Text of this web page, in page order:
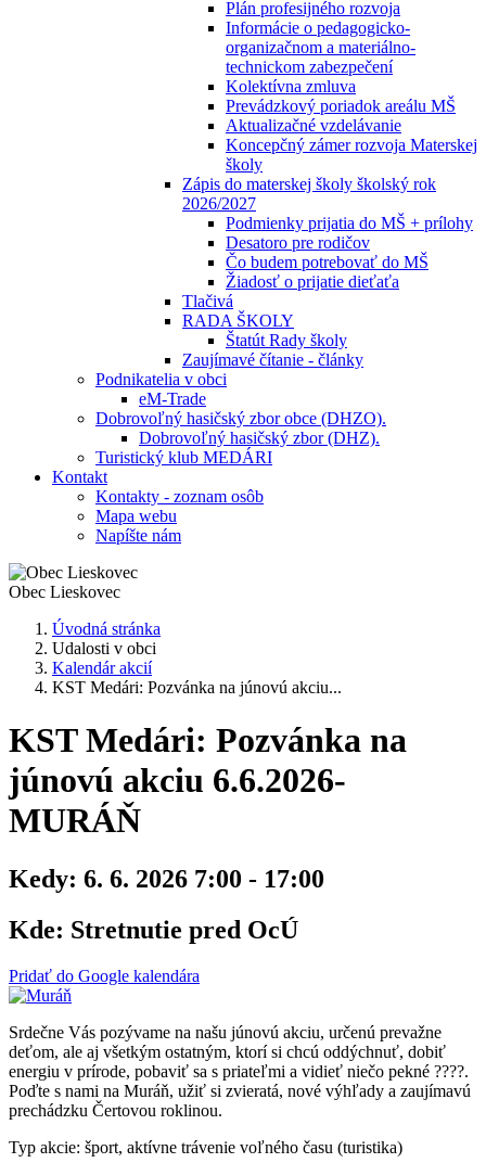
Plán profesijného rozvoja
Informácie o pedagogicko-
organizačnom a materiálno-
technickom zabezpečení
Kolektívna zmluva
Prevádzkový poriadok areálu MŠ
Aktualizačné vzdelávanie
Koncepčný zámer rozvoja Materskej
školy
Zápis do materskej školy školský rok
2026/2027
Podmienky prijatia do MŠ + prílohy
Desatoro pre rodičov
Čo budem potrebovať do MŠ
Žiadosť o prijatie dieťaťa
Tlačivá
RADA ŠKOLY
Štatút Rady školy
Zaujímavé čítanie - články
Podnikatelia v obci
eM-Trade
Dobrovoľný hasičský zbor obce (DHZO).
Dobrovoľný hasičský zbor (DHZ).
Turistický klub MEDÁRI
Kontakt
Kontakty - zoznam osôb
Mapa webu
Napíšte nám
Obec Lieskovec
Úvodná stránka
Udalosti v obci
Kalendár akcií
KST Medári: Pozvánka na júnovú akciu...
KST Medári: Pozvánka na
júnovú akciu 6.6.2026-
MURÁŇ
Kedy: 6. 6. 2026 7:00 - 17:00
Kde: Stretnutie pred OcÚ
Pridať do Google kalendára
Srdečne Vás pozývame na našu júnovú akciu, určenú prevažne
deťom, ale aj všetkým ostatným, ktorí si chcú oddýchnuť, dobiť
energiu v prírode, pobaviť sa s priateľmi a vidieť niečo pekné ????.
Poďte s nami na Muráň, užiť si zvieratá, nové výhľady a zaujímavú
prechádzku Čertovou roklinou.
Typ akcie: šport, aktívne trávenie voľného času (turistika)